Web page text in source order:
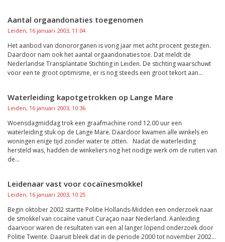
Aantal orgaandonaties toegenomen
Leiden, 16 januari 2003, 11:04
Het aanbod van donororganen is vorig jaar met acht procent gestegen.
Daardoor nam ook het aantal orgaandonaties toe. Dat meldt de
Nederlandse Transplantatie Stichting in Leiden. De stichting waarschuwt
voor een te groot optimisme, er is nog steeds een groot tekort aan...
Waterleiding kapotgetrokken op Lange Mare
Leiden, 16 januari 2003, 10:36
Woensdagmiddag trok een graafmachine rond 12.00 uur een
waterleiding stuk op de Lange Mare. Daardoor kwamen alle winkels en
woningen enige tijd zonder water te zitten. Nadat de waterleiding
hersteld was, hadden de winkeliers nog het nodige werk om de ruiten van
de...
Leidenaar vast voor cocaïnesmokkel
Leiden, 16 januari 2003, 10:25
Begin oktober 2002 startte Politie Hollands-Midden een onderzoek naar
de smokkel van cocaïne vanuit Curaçao naar Nederland. Aanleiding
daarvoor waren de resultaten van een al langer lopend onderzoek door
Politie Twente. Daaruit bleek dat in de periode 2000 tot november 2002...